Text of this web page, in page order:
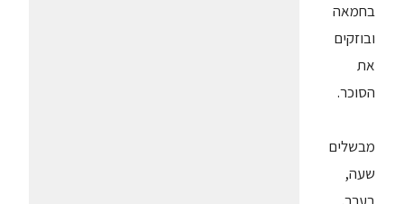
בחמאה
ובוזקים
את
הסוכר.
מבשלים
שעה,